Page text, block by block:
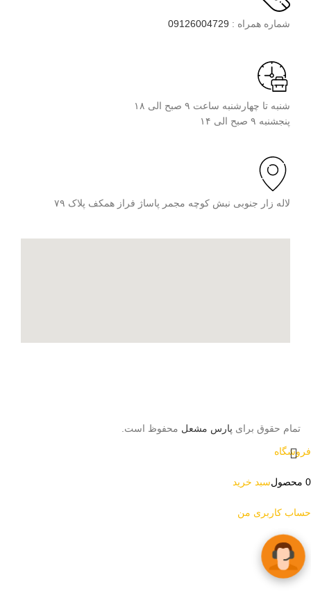
شماره همراه : 09126004729
شنبه تا چهارشنبه ساعت ۹ صبح الی ۱۸
پنجشنبه ۹ صبح الی ۱۴
لاله زار جنوبی نبش کوچه مجمر پاساژ فراز همکف پلاک ۷۹
تمام حقوق برای پارس مشعل محفوظ است.
فروشگاه
0 محصولسبد خرید
حساب کاربری من